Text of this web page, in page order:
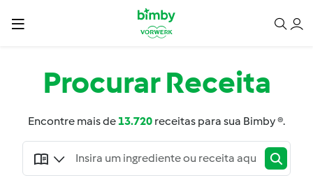
ProcurarReceita
Encontre mais de13.720 receitas para sua Bimby ®.